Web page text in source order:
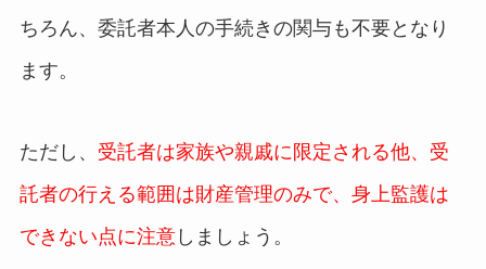
ちろん、委託者本人の手続きの関与も不要となり
ます。
ただし、 受託者は家族や親戚に限定される他、受
託者の行える範囲は財産管理のみで、身上監護は
できない点に注意しましょう。